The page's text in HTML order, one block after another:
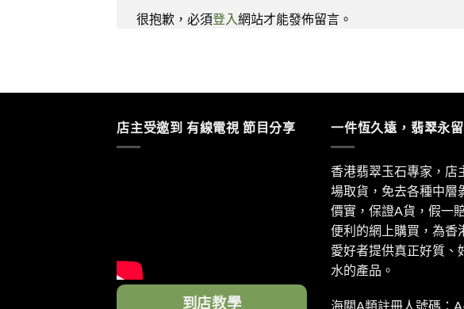
很抱歉，必須登入網站才能發佈留言。
店主受邀到 有線電視 節目分享
到店教學
一件恆久遠，翡翠永
香港翡翠玉石專家，店
場取貨，免去各種中層
價實，保證A貨，假一
便利的網上購買，為香
愛好者提供真正好質、
水的產品。
海關A類註冊人號碼：